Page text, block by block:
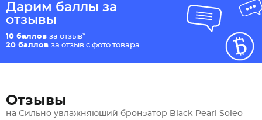
Дарим баллы за
отзывы
10 баллов за отзыв*
20 баллов за отзыв с фото товара
Отзывы
на Сильно увлажняющий бронзатор Black Pearl Soleo